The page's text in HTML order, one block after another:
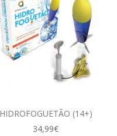
HIDROFOGUETÃO (14+)
34,99€